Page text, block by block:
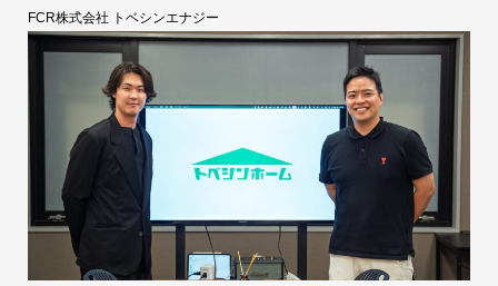
FCR株式会社 トベシンエナジー